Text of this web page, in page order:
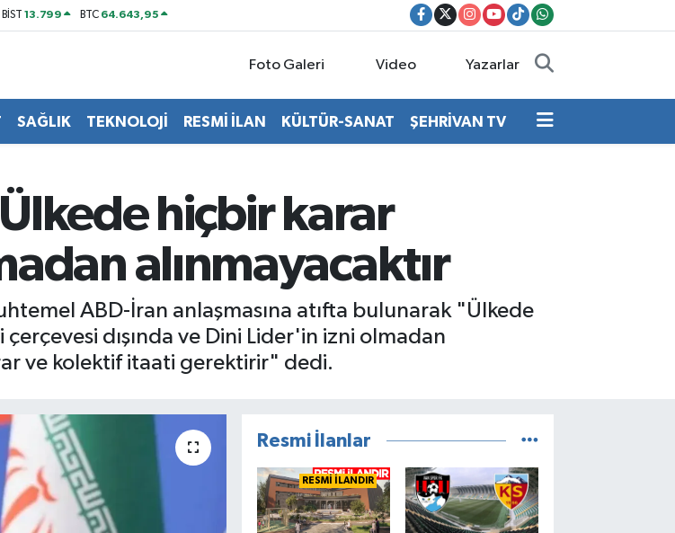
BİST13.799 BTC 64.643,95
Foto Galeri Video Yazarlar
SAĞLIK TEKNOLOJİ RESMİ İLAN KÜLTÜR-SANAT ŞEHRİVAN TV
hiçbir karar
alınmayacaktır
ABD-İran anlaşmasına atıfta bulunarak "Ülkede
dışında ve Dini Lider'in izni olmadan
ve kolektif itaati gerektirir" dedi.
Resmi İlanlar
RESMİ İLANDIR